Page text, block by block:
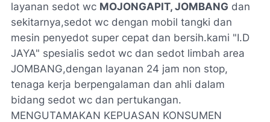
layanan sedot wc MOJONGAPIT, JOMBANG dan
sekitarnya,sedot wc dengan mobil tangki dan
mesin penyedot super cepat dan bersih.kami "I.D
JAYA" spesialis sedot wc dan sedot limbah area
JOMBANG,dengan layanan 24 jam non stop,
tenaga kerja berpengalaman dan ahli dalam
bidang sedot wc dan pertukangan.
MENGUTAMAKAN KEPUASAN KONSUMEN